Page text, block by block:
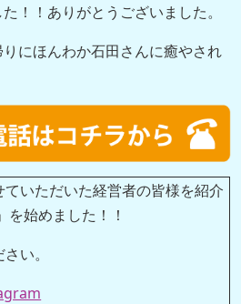
！！ありがとうございました。
にほんわか石田さんに癒やされ
いただいた経営者の皆様を紹介
始めました！！
い。